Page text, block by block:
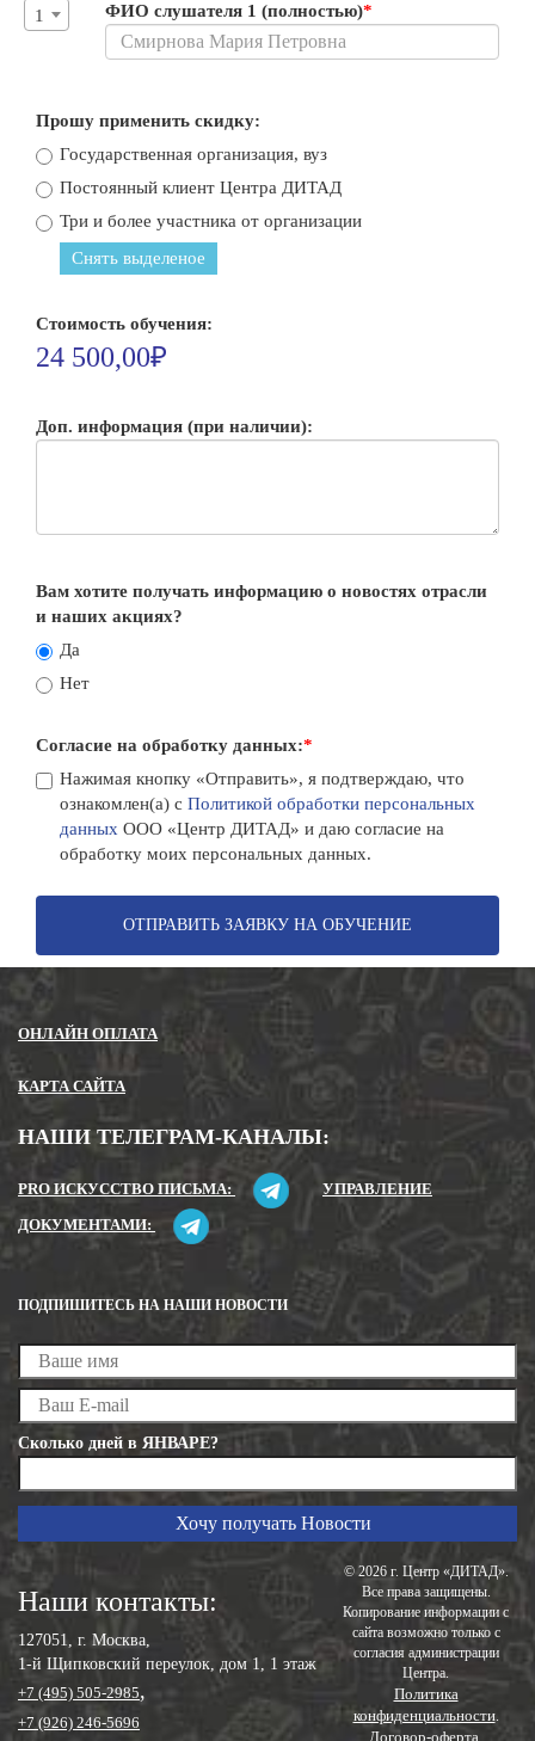
1 ФИО слушателя 1 (полностью)*
Прошу применить скидку:
Государственная организация, вуз
Постоянный клиент Центра ДИТАД
Три и более участника от организации
Снять выделеное
Стоимость обучения:
24 500,00₽
Доп. информация (при наличии):
Вам хотите получать информацию о новостях отрасли
и наших акциях?
Да
Нет
Согласие на обработку данных:*
Нажимая кнопку «Отправить», я подтверждаю, что
ознакомлен(а) с Политикой обработки персональных
данных ООО «Центр ДИТАД» и даю согласие на
обработку моих персональных данных.
ОТПРАВИТЬ ЗАЯВКУ НА ОБУЧЕНИЕ
ОНЛАЙН ОПЛАТА
КАРТА САЙТА
НАШИ ТЕЛЕГРАМ-КАНАЛЫ:
PRO ИСКУССТВО ПИСЬМА:
УПРАВЛЕНИЕ
ДОКУМЕНТАМИ:
ПОДПИШИТЕСЬ НА НАШИ НОВОСТИ
Сколько дней в ЯНВАРЕ?
Наши контакты:
127051, г. Москва,
1-й Щипковский переулок, дом 1, 1 этаж
+7 (495) 505-2985,
+7 (926) 246-5696
© 2026 г. Центр «ДИТАД».
Все права защищены.
Копирование информации с
сайта возможно только с
согласия администрации
Центра.
Политика
конфиденциальности.
Договор-оферта